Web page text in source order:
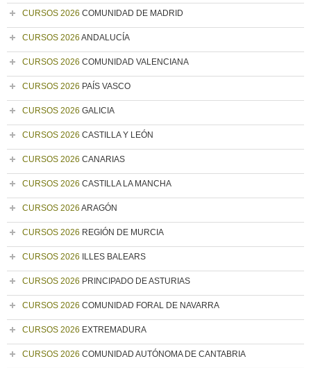
CURSOS 2026 COMUNIDAD DE MADRID
CURSOS 2026 ANDALUCÍA
CURSOS 2026 COMUNIDAD VALENCIANA
CURSOS 2026 PAÍS VASCO
CURSOS 2026 GALICIA
CURSOS 2026 CASTILLA Y LEÓN
CURSOS 2026 CANARIAS
CURSOS 2026 CASTILLA LA MANCHA
CURSOS 2026 ARAGÓN
CURSOS 2026 REGIÓN DE MURCIA
CURSOS 2026 ILLES BALEARS
CURSOS 2026 PRINCIPADO DE ASTURIAS
CURSOS 2026 COMUNIDAD FORAL DE NAVARRA
CURSOS 2026 EXTREMADURA
CURSOS 2026 COMUNIDAD AUTÓNOMA DE CANTABRIA